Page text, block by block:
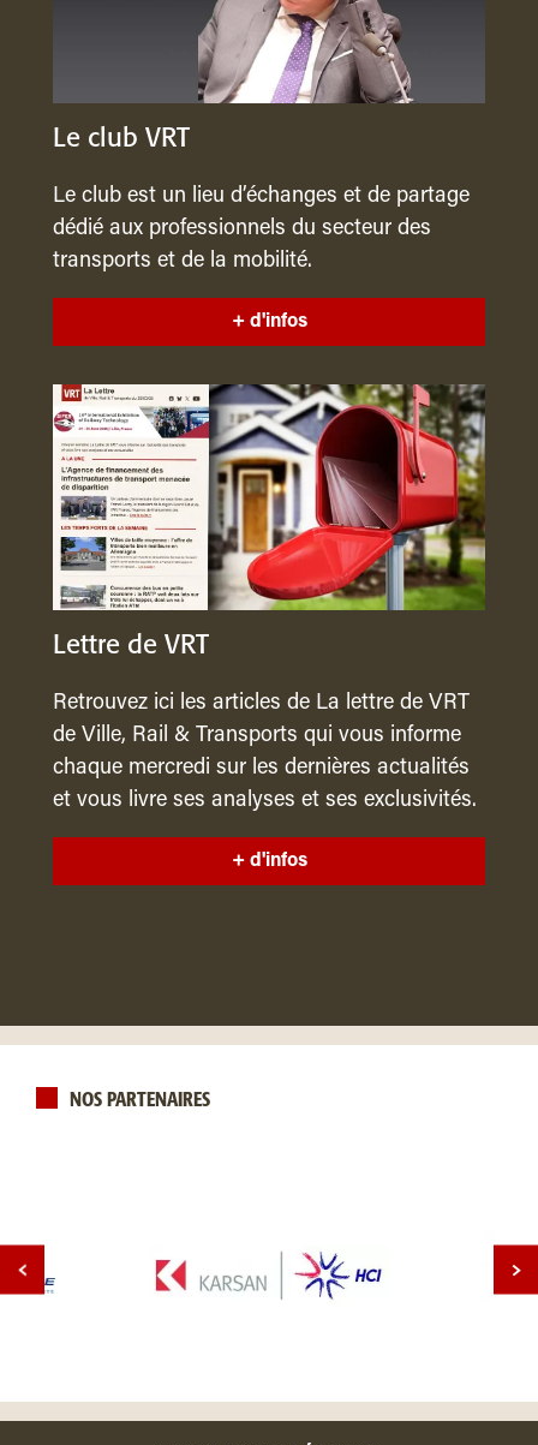
Le club VRT
Le club est un lieu d’échanges et de partage
dédié aux professionnels du secteur des
transports et de la mobilité.
+ d'infos
Lettre de VRT
Retrouvez ici les articles de La lettre de VRT
de Ville, Rail & Transports qui vous informe
chaque mercredi sur les dernières actualités
et vous livre ses analyses et ses exclusivités.
+ d'infos
NOS PARTENAIRES